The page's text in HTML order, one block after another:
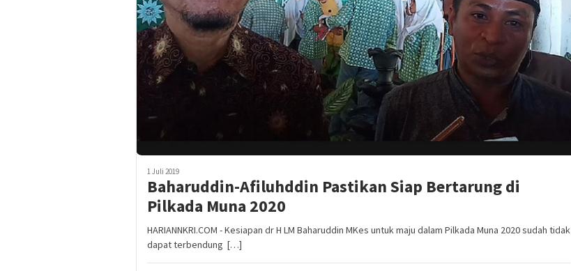
1 Juli 2019
Baharuddin-Afiluhddin Pastikan Siap Bertarung di
Pilkada Muna 2020
HARIANNKRI.COM - Kesiapan dr H LM Baharuddin MKes untuk maju dalam Pilkada Muna 2020 sudah tidak
dapat terbendung […]